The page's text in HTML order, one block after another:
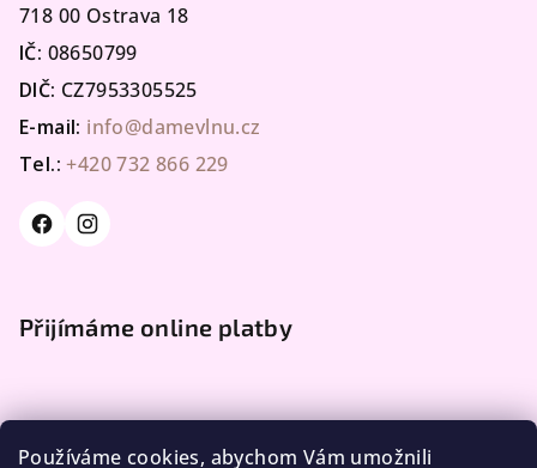
Používáme cookies, abychom Vám umožnili
718 00 Ostrava 18
IČ: 08650799
DIČ: CZ7953305525
E-mail: info@damevlnu.cz
Tel.: +420 732 866 229
Přijímáme online platby